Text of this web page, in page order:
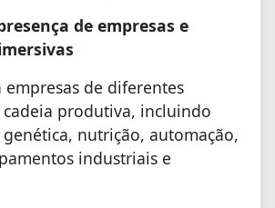
de empresas e
de diferentes
cadeia produtiva, incluindo
nutrição, automação,
industriais e